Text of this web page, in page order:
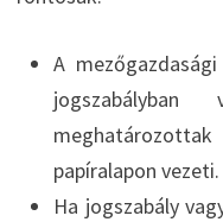
A
papíralapon vezeti.
Ha jogszabály